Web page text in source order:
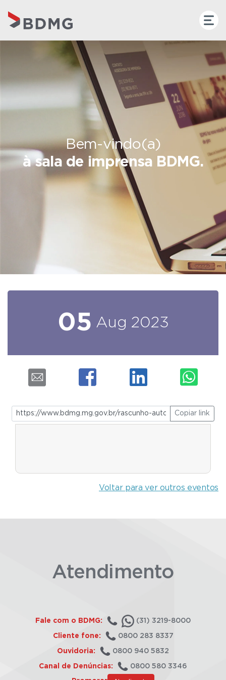
Bem-vindo(a)
à sala de imprensa BDMG.
05 Aug 2023
Copiar link
Voltar para ver outros eventos
Atendimento
Fale com o BDMG: (31) 3219-8000
Cliente fone: 0800 283 8337
Ouvidoria: 0800 940 5832
Canal de Denúncias: 0800 580 3346